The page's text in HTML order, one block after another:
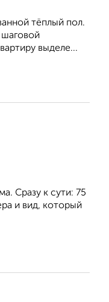
тёплый пол.
выделe...
Сразу к сути: 75
и вид, который